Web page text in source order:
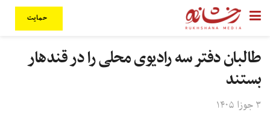
حمایت
طالبان دفتر سه رادیوی محلی را در قندهار
بستند
۳ جوزا ۱۴۰۵